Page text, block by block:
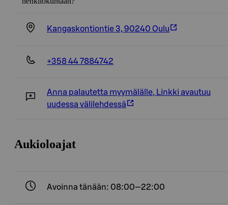
Kangaskontiontie 3, 90240 Oulu
+358 44 7884742
Anna palautetta myymälälle, Linkki avautuu
uudessa välilehdessä
Aukioloajat
Avoinna tänään: 08:00—22:00